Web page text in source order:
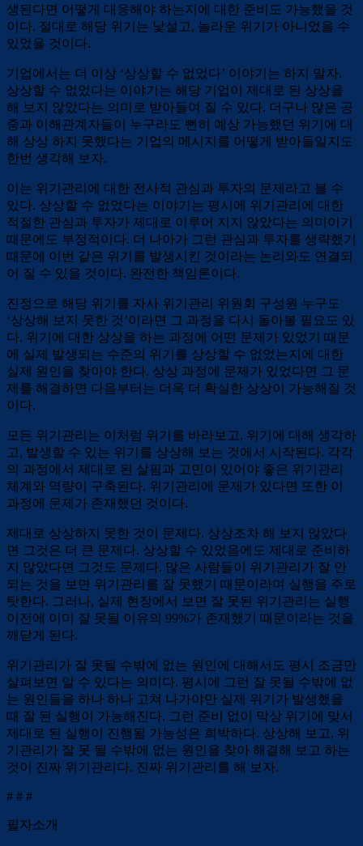
생된다면 어떻게 대응해야 하는지에 대한 준비도 가능했을 것
이다. 절대로 해당 위기는 낯설고, 놀라운 위기가 아니었을 수
있었을 것이다.
기업에서는 더 이상 ‘상상할 수 없었다’ 이야기는 하지 말자.
상상할 수 없었다는 이야기는 해당 기업이 제대로 된 상상을
해 보지 않았다는 의미로 받아들여 질 수 있다. 더구나 많은 공
중과 이해관계자들이 누구라도 뻔히 예상 가능했던 위기에 대
해 상상 하지 못했다는 기업의 메시지를 어떻게 받아들일지도
한번 생각해 보자.
이는 위기관리에 대한 전사적 관심과 투자의 문제라고 볼 수
있다. 상상할 수 없었다는 이야기는 평시에 위기관리에 대한
적절한 관심과 투자가 제대로 이루어 지지 않았다는 의미이기
때문에도 부정적이다. 더 나아가 그런 관심과 투자를 생략했기
때문에 이번 같은 위기를 발생시킨 것이라는 논리와도 연결되
어 질 수 있을 것이다. 완전한 책임론이다.
진정으로 해당 위기를 자사 위기관리 위원회 구성원 누구도
‘상상해 보지 못한 것’이라면 그 과정을 다시 돌아볼 필요도 있
다. 위기에 대한 상상을 하는 과정에 어떤 문제가 있었기 때문
에 실제 발생되는 수준의 위기를 상상할 수 없었는지에 대한
실제 원인을 찾아야 한다. 상상 과정에 문제가 있었다면 그 문
제를 해결하면 다음부터는 더욱 더 확실한 상상이 가능해질 것
이다.
모든 위기관리는 이처럼 위기를 바라보고, 위기에 대해 생각하
고, 발생할 수 있는 위기를 상상해 보는 것에서 시작된다. 각각
의 과정에서 제대로 된 살핌과 고민이 있어야 좋은 위기관리
체계와 역량이 구축된다. 위기관리에 문제가 있다면 또한 이
과정에 문제가 존재했던 것이다.
제대로 상상하지 못한 것이 문제다. 상상조차 해 보지 않았다
면 그것은 더 큰 문제다. 상상할 수 있었음에도 제대로 준비하
지 않았다면 그것도 문제다. 많은 사람들이 위기관리가 잘 안
되는 것을 보면 위기관리를 잘 못했기 때문이라며 실행을 주로
탓한다. 그러나, 실제 현장에서 보면 잘 못된 위기관리는 실행
이전에 이미 잘 못될 이유의 99%가 존재했기 때문이라는 것을
깨닫게 된다.
위기관리가 잘 못될 수밖에 없는 원인에 대해서도 평시 조금만
살펴보면 알 수 있다는 의미다. 평시에 그런 잘 못될 수밖에 없
는 원인들을 하나 하나 고쳐 나가야만 실제 위기가 발생했을
때 잘 된 실행이 가능해진다. 그런 준비 없이 막상 위기에 맞서
제대로 된 실행이 진행될 가능성은 희박하다. 상상해 보고, 위
기관리가 잘 못 될 수밖에 없는 원인을 찾아 해결해 보고 하는
것이 진짜 위기관리다. 진짜 위기관리를 해 보자.
# # #
필자소개